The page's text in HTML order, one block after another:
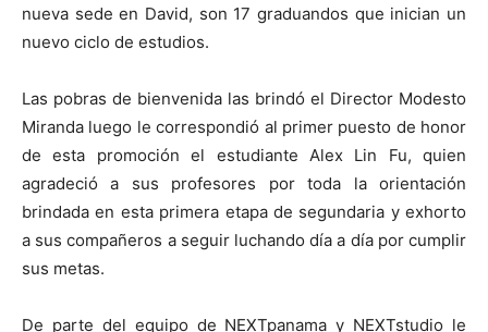
nueva sede en David, son 17 graduandos que inician un
nuevo ciclo de estudios.
Las pobras de bienvenida las brindó el Director Modesto
Miranda luego le correspondió al primer puesto de honor
de esta promoción el estudiante Alex Lin Fu, quien
agradeció a sus profesores por toda la orientación
brindada en esta primera etapa de segundaria y exhorto
a sus compañeros a seguir luchando día a día por cumplir
sus metas.
De parte del equipo de NEXTpanama y NEXTstudio le